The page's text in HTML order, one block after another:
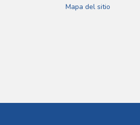
Mapa del sitio